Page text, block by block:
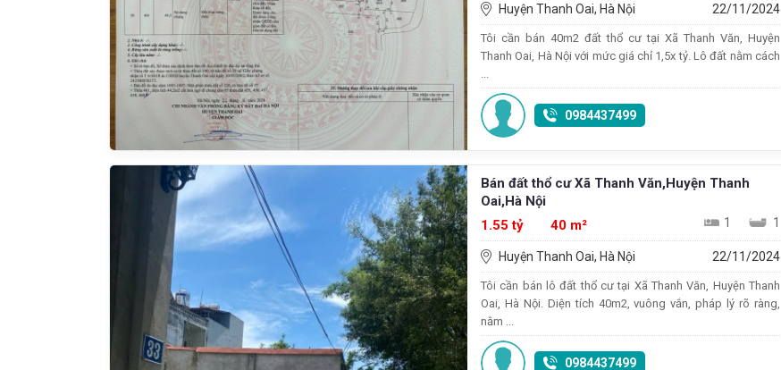
Huyện Thanh Oai, Hà Nội 22/11/2024
Tôi cần bán 40m2 đất thổ cư tại Xã Thanh Văn, Huyện
Thanh Oai, Hà Nội với mức giá chỉ 1,5x tỷ. Lô đất nằm cách
0984437499
Bán đất thổ cư Xã Thanh Văn,Huyện Thanh
Oai,Hà Nội
1.55 tỷ
40 m² 1 1
Huyện Thanh Oai, Hà Nội 22/11/2024
Tôi cần bán lô đất thổ cư tại Xã Thanh Văn, Huyện Thanh
Oai, Hà Nội. Diện tích 40m2, vuông vắn, pháp lý rõ ràng,
nằm ...
0984437499